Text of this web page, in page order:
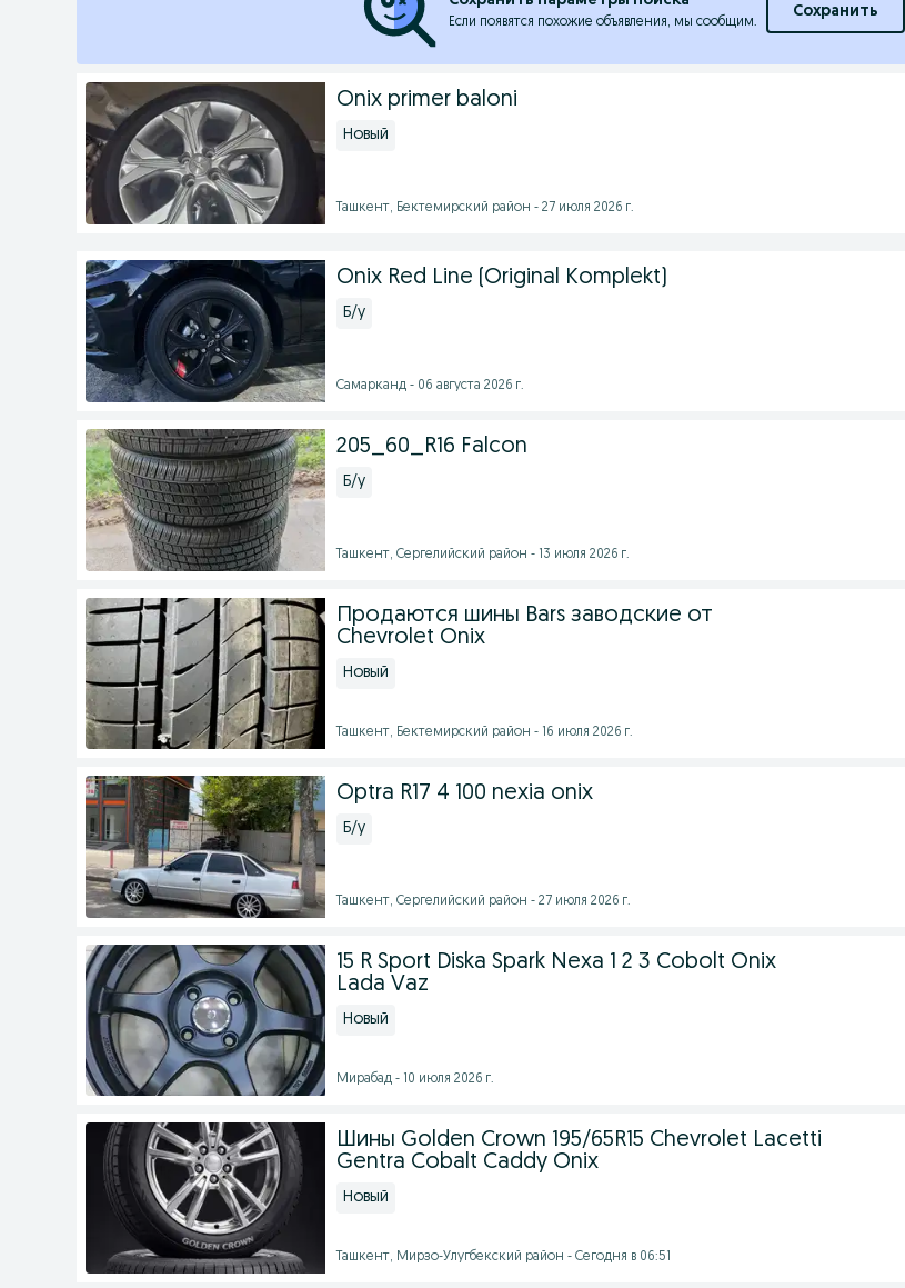
Если появятся похожие объявления, мы сообщим.
Сохранить
Onix primer baloni
Новый
Ташкент, Бектемирский район - 27 июля 2026 г.
Onix Red Line (Original Komplekt)
Б/у
Самарканд - 06 августа 2026 г.
205_60_R16 Falcon
Б/у
Ташкент, Сергелийский район - 13 июля 2026 г.
Продаются шины Bars заводские от
Chevrolet Onix
Новый
Ташкент, Бектемирский район - 16 июля 2026 г.
Optra R17 4 100 nexia onix
Б/у
Ташкент, Сергелийский район - 27 июля 2026 г.
15 R Sport Diska Spark Nexa 1 2 3 Cobolt Onix
Lada Vaz
Новый
Мирабад - 10 июля 2026 г.
Шины Golden Crown 195/65R15 Chevrolet Lacetti
Gentra Cobalt Caddy Onix
Новый
Ташкент, Мирзо-Улугбекский район - Сегодня в 06:51